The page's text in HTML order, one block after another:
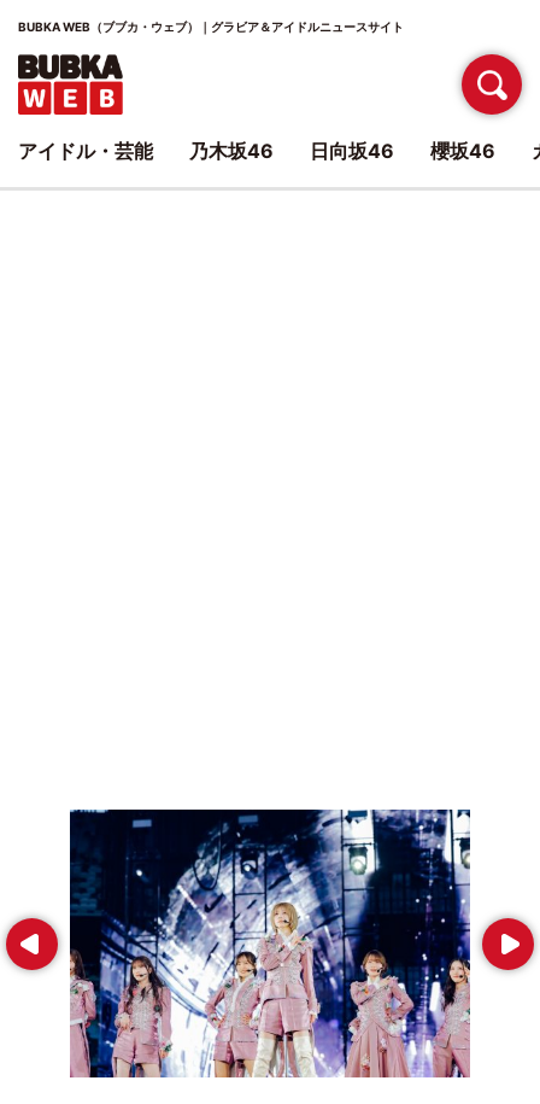
BUBKA WEB（ブブカ・ウェブ）｜グラビア＆アイドルニュースサイト
Prev Next
アイドル・芸能 乃木坂46 日向坂46 櫻坂46